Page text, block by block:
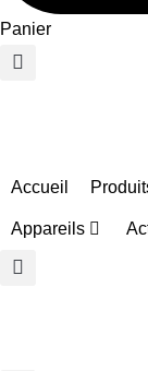
Panier
Accueil
Appareils